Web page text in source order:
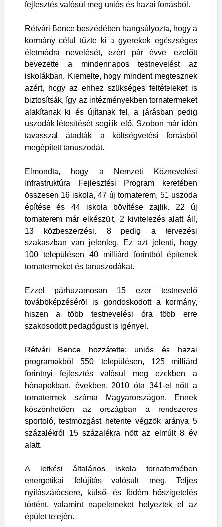
fejlesztés valósul meg uniós és hazai forrásból.
Rétvári Bence beszédében hangsúlyozta, hogy a
kormány célul tűzte ki a gyerekek egészséges
életmódra nevelését, ezért pár évvel ezelőtt
bevezette a mindennapos testnevelést az
iskolákban. Kiemelte, hogy mindent megtesznek
azért, hogy az ehhez szükséges feltételeket is
biztosítsák, így az intézményekben tornatermeket
alakítanak ki és újítanak fel, a járásban pedig
uszodák létesítését segítik elő. Szobon már idén
tavasszal átadták a költségvetési forrásból
megépített tanuszodát.
Elmondta, hogy a Nemzeti Köznevelési
Infrastruktúra Fejlesztési Program keretében
összesen 16 iskola, 47 új tornaterem, 51 uszoda
építése és 44 iskola bővítése zajlik. 22 új
tornaterem már elkészült, 2 kivitelezés alatt áll,
13 közbeszerzési, 8 pedig a tervezési
szakaszban van jelenleg. Ez azt jelenti, hogy
100 településen 40 milliárd forintból építenek
tornatermeket és tanuszodákat.
Ezzel párhuzamosan 15 ezer testnevelő
továbbképzéséről is gondoskodott a kormány,
hiszen a több testnevelési óra több erre
szakosodott pedagógust is igényel.
Rétvári Bence hozzátette: uniós és hazai
programokból 550 településen, 125 milliárd
forintnyi fejlesztés valósul meg ezekben a
hónapokban, években. 2010 óta 341-el nőtt a
tornatermek száma Magyarországon. Ennek
köszönhetően az országban a rendszeres
sportoló, testmozgást hetente végzők aránya 5
százalékról 15 százalékra nőtt az elmúlt 8 év
alatt.
A letkési általános iskola tornatermében
energetikai felújítás valósult meg. Teljes
nyílászárócsere, külső- és födém hőszigetelés
történt, valamint napelemeket helyeztek el az
épület tetején.